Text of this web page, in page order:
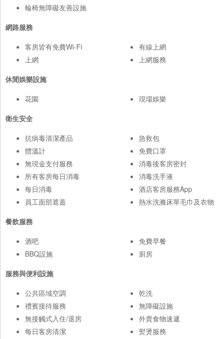
輪椅無障礙友善設施
網路服務
客房皆有免費Wi-Fi
上網
有線上網
上網服務
休閒娛樂設施
花園
現場娛樂
衛生安全
抗病毒清潔產品
體溫計
無現金支付服務
所有客房每日消毒
每日消毒
員工面部遮蓋
急救包
免費口罩
消毒後客房密封
消毒洗手液
酒店客房服務App
熱水洗滌床單毛巾及衣物
餐飲服務
酒吧
BBQ設施
免費早餐
廚房
服務與便利設施
公共區域空調
禮賓接待服務
無接觸式入住/退房
每日客房清潔
乾洗
無障礙設施
外賣食物速遞
熨燙服務